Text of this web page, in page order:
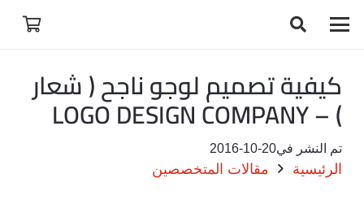
كيفية تصميم لوجو ناجح ( شعار
) – LOGO DESIGN COMPANY
تم النشر في2016-10-20
الرئيسية مقالات المتخصصين